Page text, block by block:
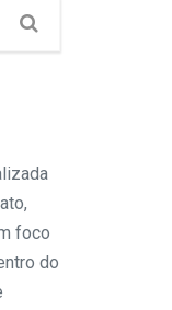
foco
do